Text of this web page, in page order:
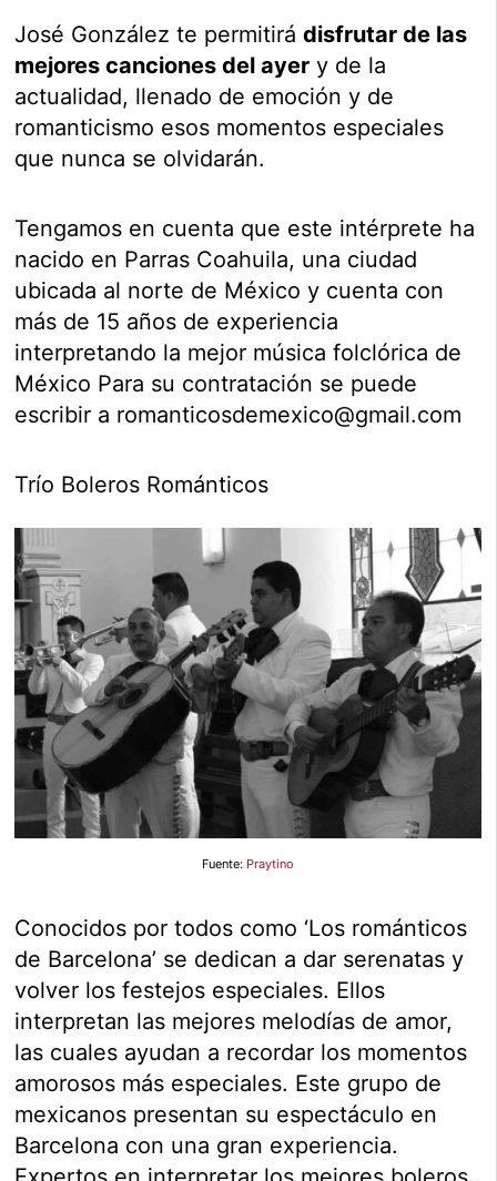
José González te permitirádisfrutar de las
mejores canciones del ayer y de la
actualidad, llenado de emoción y de
romanticismo esos momentos especiales
que nunca se olvidarán.
Tengamos en cuenta que este intérprete ha
nacido en Parras Coahuila, una ciudad
ubicada al norte de México y cuenta con
más de 15 años de experiencia
interpretando la mejor música folclórica de
México Para su contratación se puede
escribir a romanticosdemexico@gmail.com
Trío Boleros Románticos
Fuente: Praytino
Conocidos por todos como ‘Los románticos
de Barcelona’ se dedican a dar serenatas y
volver los festejos especiales. Ellos
interpretan las mejores melodías de amor,
las cuales ayudan a recordar los momentos
amorosos más especiales. Este grupo de
mexicanos presentan su espectáculo en
Barcelona con una gran experiencia.